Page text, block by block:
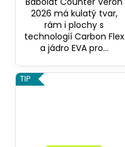
2026 má kulatý tvar,
rám i plochy s
technologií Carbon Flex
a jádro EVA pro...
TIP